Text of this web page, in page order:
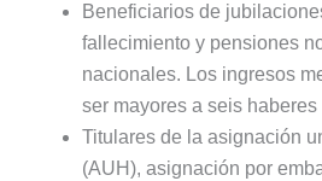
Beneficiarios de
fallecimiento y pensiones
nacionales. Los ingresos
ser mayores a seis haberes
Titulares de la asignación
(AUH), asignación por